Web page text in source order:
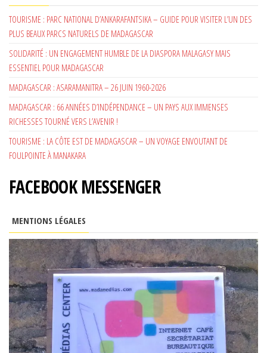
TOURISME : PARC NATIONAL D’ANKARAFANTSIKA – GUIDE POUR VISITER L’UN DES
PLUS BEAUX PARCS NATURELS DE MADAGASCAR
SOLIDARITÉ : UN ENGAGEMENT HUMBLE DE LA DIASPORA MALAGASY MAIS
ESSENTIEL POUR MADAGASCAR
MADAGASCAR : ASARAMANITRA – 26 JUIN 1960-2026
MADAGASCAR : 66 ANNÉES D’INDÉPENDANCE – UN PAYS AUX IMMENSES
RICHESSES TOURNÉ VERS L’AVENIR !
TOURISME : LA CÔTE EST DE MADAGASCAR – UN VOYAGE ENVOUTANT DE
FOULPOINTE À MANAKARA
FACEBOOK MESSENGER
MENTIONS LÉGALES